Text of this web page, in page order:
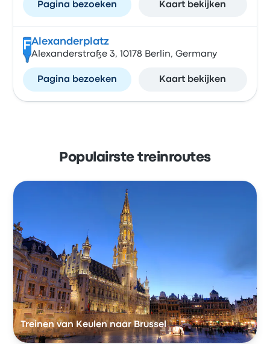
Pagina bezoeken Kaart bekijken
FAlexanderplatz
Alexanderstraße 3, 10178 Berlin, Germany
Pagina bezoeken Kaart bekijken
Populairste treinroutes
Treinen van Keulen naar Brussel